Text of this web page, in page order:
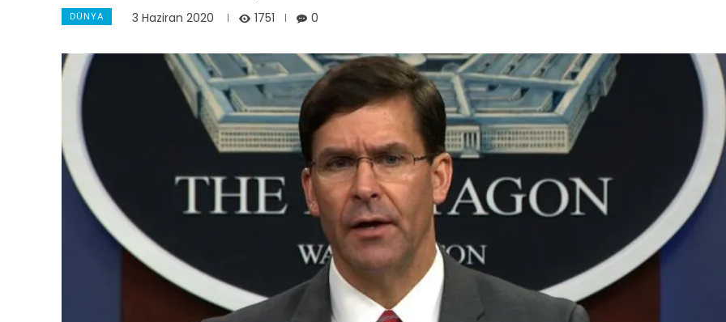
DÜNYA 3 Haziran 2020 1751 0